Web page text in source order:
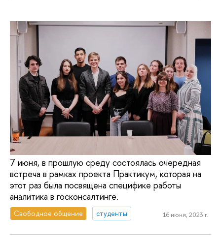
7 июня, в прошлую среду состоялась очередная
встреча в рамках проекта Практикум, которая на
этот раз была посвящена специфике работы
аналитика в госконсалтинге.
Свободное общение студенты 16 июня, 2023 г.